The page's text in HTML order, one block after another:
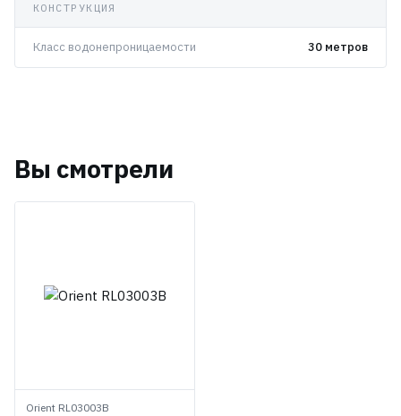
КОНСТРУКЦИЯ
Класс водонепроницаемости 30 метров
Вы смотрели
Orient RL03003B